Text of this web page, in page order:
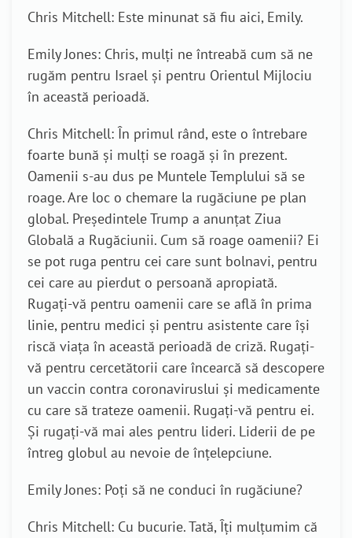
Chris Mitchell: Este minunat să fiu aici, Emily.
Emily Jones: Chris, mulți ne întreabă cum să ne
rugăm pentru Israel și pentru Orientul Mijlociu
în această perioadă.
Chris Mitchell: În primul rând, este o întrebare
foarte bună și mulți se roagă și în prezent.
Oamenii s-au dus pe Muntele Templului să se
roage. Are loc o chemare la rugăciune pe plan
global. Președintele Trump a anunțat Ziua
Globală a Rugăciunii. Cum să roage oamenii? Ei
se pot ruga pentru cei care sunt bolnavi, pentru
cei care au pierdut o persoană apropiată.
Rugați-vă pentru oamenii care se află în prima
linie, pentru medici și pentru asistente care își
riscă viața în această perioadă de criză. Rugați-
vă pentru cercetătorii care încearcă să descopere
un vaccin contra coronaviruslui și medicamente
cu care să trateze oamenii. Rugați-vă pentru ei.
Și rugați-vă mai ales pentru lideri. Liderii de pe
întreg globul au nevoie de înțelepciune.
Emily Jones: Poți să ne conduci în rugăciune?
Chris Mitchell: Cu bucurie. Tată, Îți mulțumim că